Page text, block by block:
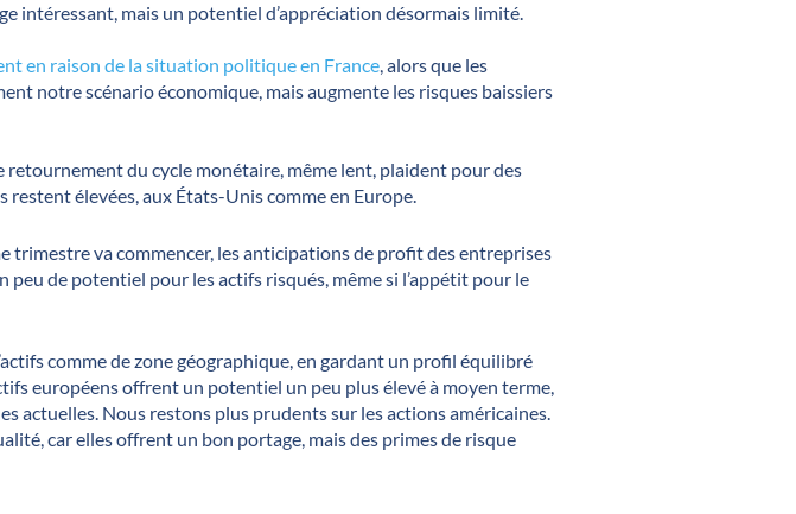
intéressant, mais un potentiel d’appréciation désormais limité.
en raison de la situation politique en France, alors que les
notre scénario économique, mais augmente les risques baissiers
retournement du cycle monétaire, même lent, plaident pour des
élevées, aux États-Unis comme en Europe.
va commencer, les anticipations de profit des entreprises
de potentiel pour les actifs risqués, même si l’appétit pour le
comme de zone géographique, en gardant un profil équilibré
européens offrent un potentiel un peu plus élevé à moyen terme,
actuelles. Nous restons plus prudents sur les actions américaines.
car elles offrent un bon portage, mais des primes de risque